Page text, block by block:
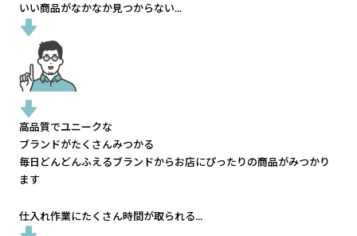
いい商品がなかなか見つからない...
高品質でユニークな
ブランドがたくさんみつかる
毎日どんどんふえるブランドからお店にぴったりの商品がみつかり
ます
仕入れ作業にたくさん時間が取られる...